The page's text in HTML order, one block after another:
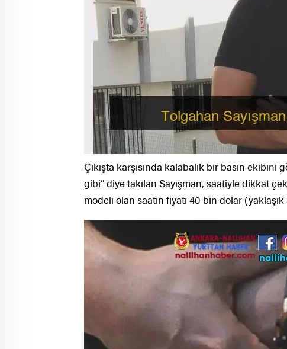
Çıkışta karşısında kalabalık bir basın
gibi” diye takılan Sayışman, saatiyle dikkat
modeli olan saatin fiyatı 40 bin dolar